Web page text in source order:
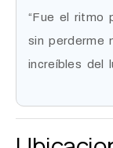
“Fue el ritmo
sin perderme
increíbles del